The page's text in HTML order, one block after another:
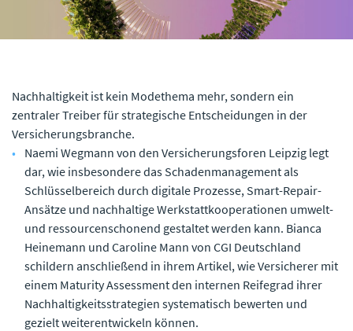
Nachhaltigkeit ist kein Modethema mehr, sondern ein
zentraler Treiber für strategische Entscheidungen in der
Versicherungsbranche.
Naemi Wegmann von den Versicherungsforen Leipzig legt
dar, wie insbesondere das Schadenmanagement als
Schlüsselbereich durch digitale Prozesse, Smart-Repair-
Ansätze und nachhaltige Werkstattkooperationen umwelt-
und ressourcenschonend gestaltet werden kann. Bianca
Heinemann und Caroline Mann von CGI Deutschland
schildern anschließend in ihrem Artikel, wie Versicherer mit
einem Maturity Assessment den internen Reifegrad ihrer
Nachhaltigkeitsstrategien systematisch bewerten und
gezielt weiterentwickeln können.